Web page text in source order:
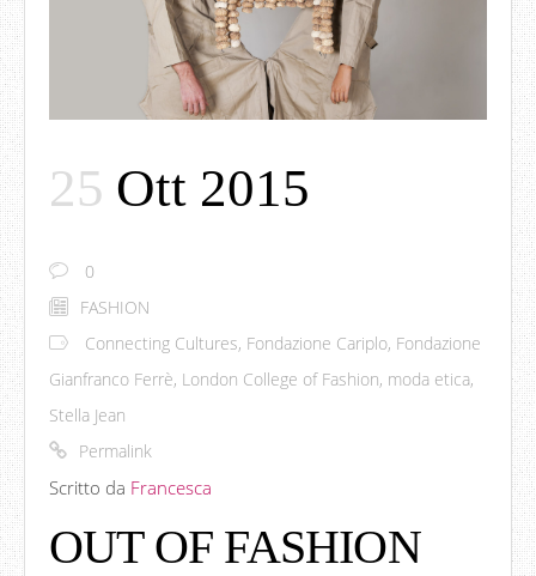
25 Ott 2015
0
FASHION
Connecting Cultures, Fondazione Cariplo, Fondazione
Gianfranco Ferrè, London College of Fashion, moda etica,
Stella Jean
Permalink
Scritto da Francesca
OUT OF FASHION